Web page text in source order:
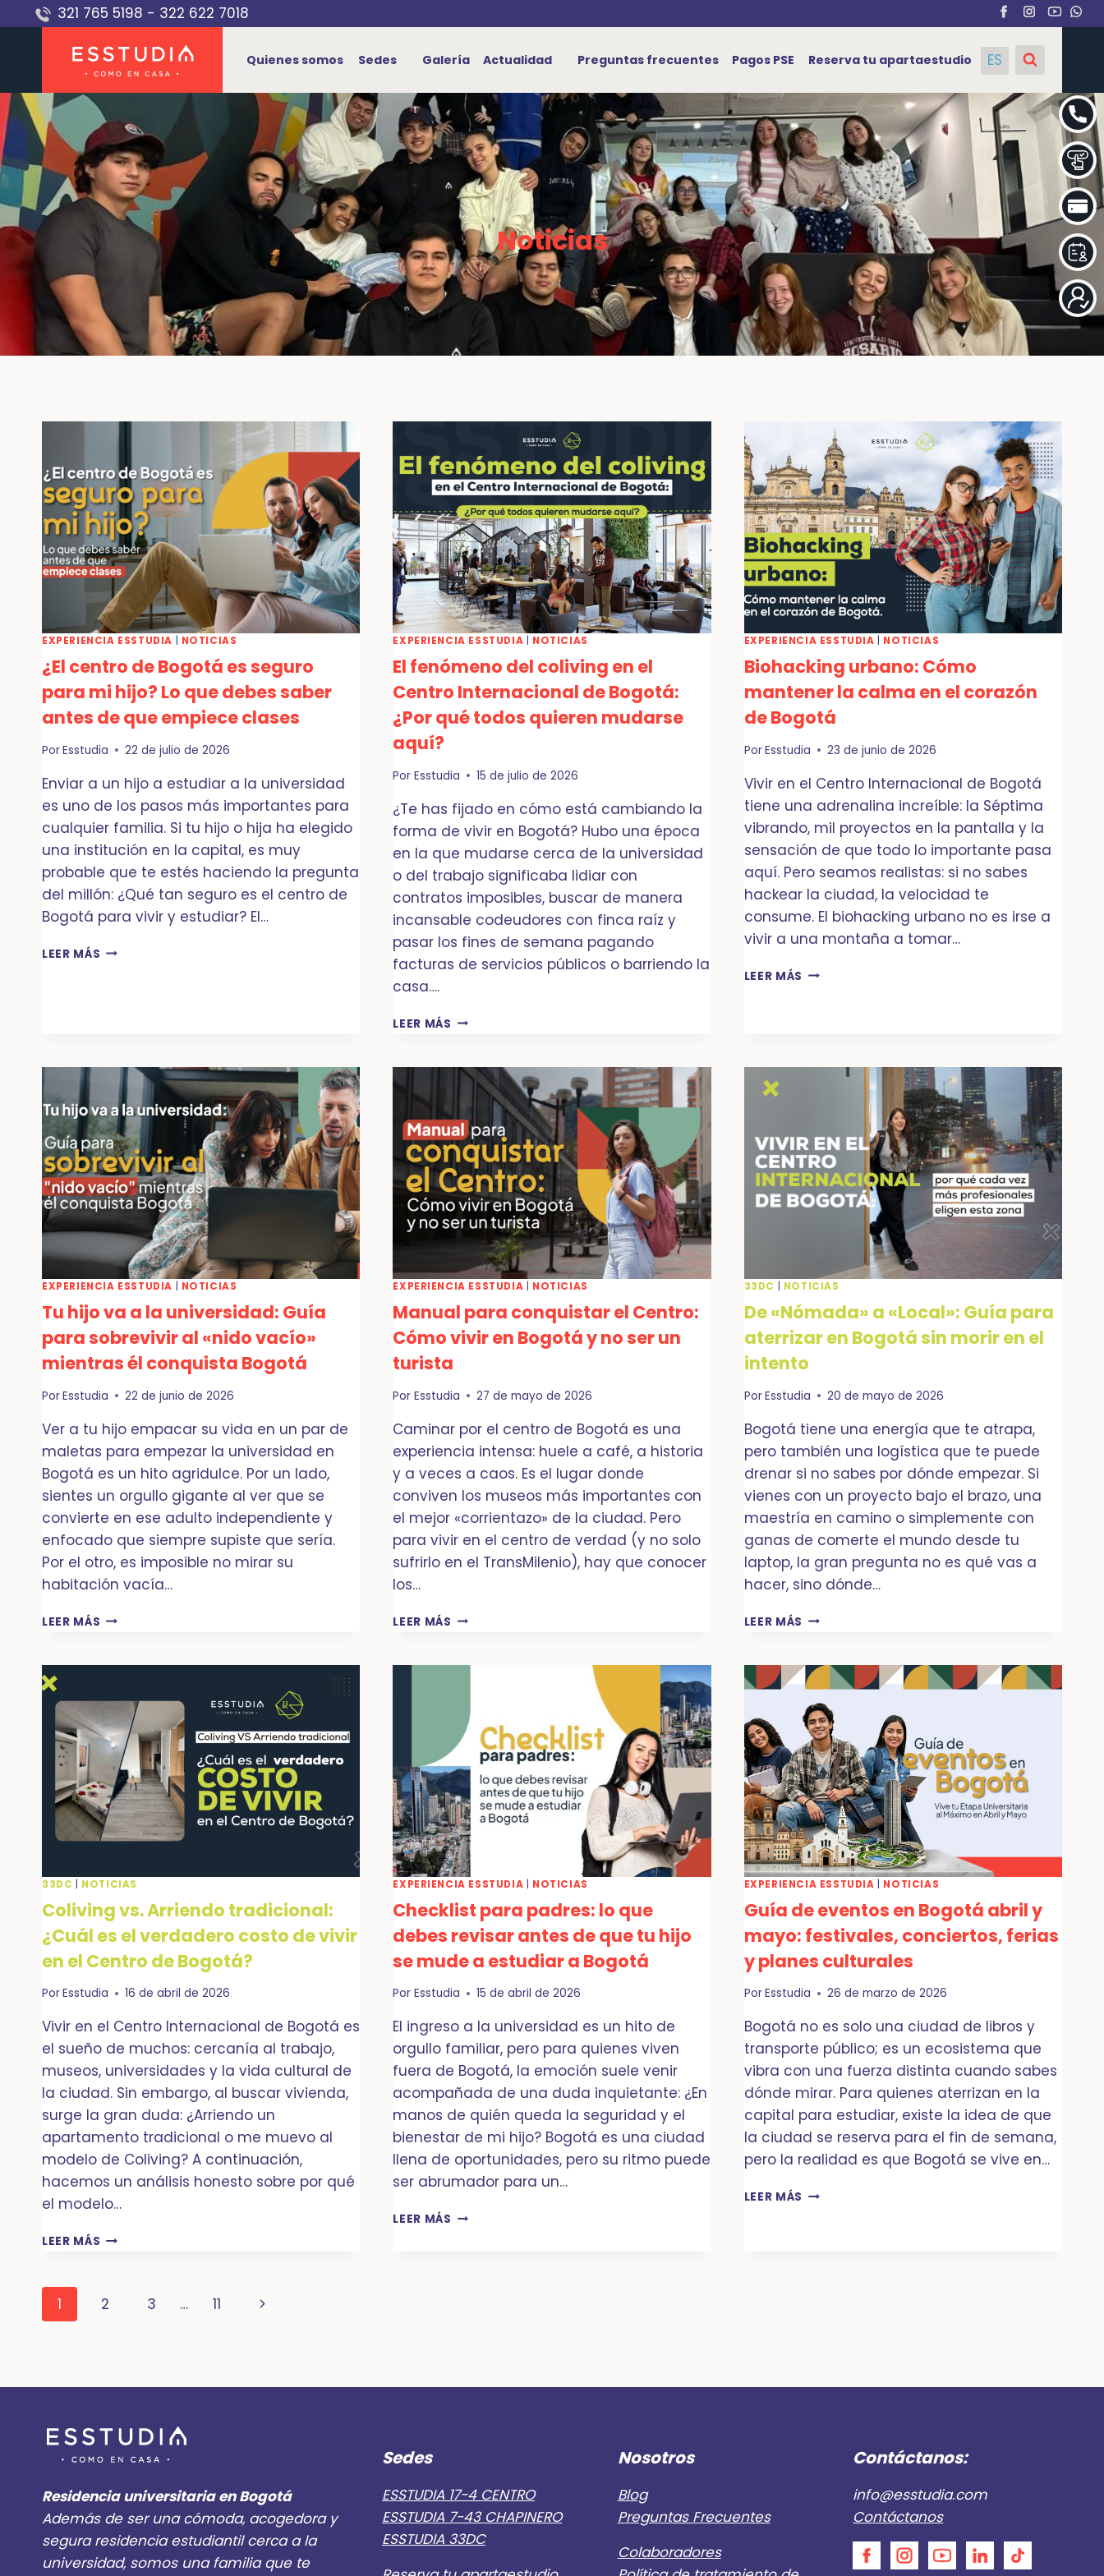
Saltar
al
321 765 5198 - 322 622 7018
Quienes somos Sedes Galería Actualidad Preguntas frecuentes Pagos PSE Reserva tu apartaestudio ES
Noticias
EXPERIENCIA ESSTUDIA NOTICIAS
¿El centro de Bogotá es seguro
para mi hijo? Lo que debes saber
antes de que empiece clases
PorEsstudia 22 de julio de 2026
Enviar a un hijo a estudiar a la universidad
es uno de los pasos más importantes para
cualquier familia. Si tu hijo o hija ha elegido
una institución en la capital, es muy
probable que te estés haciendo la pregunta
del millón: ¿Qué tan seguro es el centro de
Bogotá para vivir y estudiar? El…
LEER MÁS ¿EL
MI
HIJO?
LO
QUE
DEBES
SABER
ANTES
DE
QUE
EMPIECE
CLASES
EXPERIENCIA ESSTUDIA NOTICIAS
El fenómeno del coliving en el
Centro Internacional de Bogotá:
¿Por qué todos quieren mudarse
aquí?
Por Esstudia 15 de julio de 2026
¿Te has fijado en cómo está cambiando la
forma de vivir en Bogotá? Hubo una época
en la que mudarse cerca de la universidad
o del trabajo significaba lidiar con
contratos imposibles, buscar de manera
incansable codeudores con finca raíz y
pasar los fines de semana pagando
facturas de servicios públicos o barriendo la
casa….
LEER MÁS EL
COLIVING
CENTRO
INTERNACIONAL
DE
BOGOTÁ:
¿POR
QUÉ
TODOS
QUIEREN
MUDARSE
AQUÍ?
EXPERIENCIA ESSTUDIA NOTICIAS
Biohacking urbano: Cómo
mantener la calma en el corazón
de Bogotá
PorEsstudia 23 de junio de 2026
Vivir en el Centro Internacional de Bogotá
tiene una adrenalina increíble: la Séptima
vibrando, mil proyectos en la pantalla y la
sensación de que todo lo importante pasa
aquí. Pero seamos realistas: si no sabes
hackear la ciudad, la velocidad te
consume. El biohacking urbano no es irse a
vivir a una montaña a tomar…
LEER MÁS BIOHACKING
BOGOTÁ
EXPERIENCIA ESSTUDIA NOTICIAS
Tu hijo va a la universidad: Guía
para sobrevivir al «nido vacío»
mientras él conquista Bogotá
PorEsstudia 22 de junio de 2026
Ver a tu hijo empacar su vida en un par de
maletas para empezar la universidad en
Bogotá es un hito agridulce. Por un lado,
sientes un orgullo gigante al ver que se
convierte en ese adulto independiente y
enfocado que siempre supiste que sería.
Por el otro, es imposible no mirar su
habitación vacía…
LEER MÁS TU
A
UNIVERSIDAD:
GUÍA
PARA
SOBREVIVIR
AL
«NIDO
VACÍO»
MIENTRAS
ÉL
BOGOTÁ
EXPERIENCIA ESSTUDIA NOTICIAS
Manual para conquistar el Centro:
Cómo vivir en Bogotá y no ser un
turista
Por Esstudia 27 de mayo de 2026
Caminar por el centro de Bogotá es una
experiencia intensa: huele a café, a historia
y a veces a caos. Es el lugar donde
conviven los museos más importantes con
el mejor «corrientazo» de la ciudad. Pero
para vivir en el centro de verdad (y no solo
sufrirlo en el TransMilenio), hay que conocer
los…
LEER MÁS MANUAL
EL
VIVIR
EN
BOGOTÁ
Y
NO
SER
UN
TURISTA
33DC NOTICIAS
De «Nómada» a «Local»: Guía para
aterrizar en Bogotá sin morir en el
intento
PorEsstudia 20 de mayo de 2026
Bogotá tiene una energía que te atrapa,
pero también una logística que te puede
drenar si no sabes por dónde empezar. Si
vienes con un proyecto bajo el brazo, una
maestría en camino o simplemente con
ganas de comerte el mundo desde tu
laptop, la gran pregunta no es qué vas a
hacer, sino dónde…
LEER MÁS DE
«LOCAL»:
GUÍA
PARA
ATERRIZAR
EN
BOGOTÁ
SIN
MORIR
EN
EL
INTENTO
33DC NOTICIAS
Coliving vs. Arriendo tradicional:
¿Cuál es el verdadero costo de vivir
en el Centro de Bogotá?
PorEsstudia 16 de abril de 2026
Vivir en el Centro Internacional de Bogotá es
el sueño de muchos: cercanía al trabajo,
museos, universidades y la vida cultural de
la ciudad. Sin embargo, al buscar vivienda,
surge la gran duda: ¿Arriendo un
apartamento tradicional o me muevo al
modelo de Coliving? A continuación,
hacemos un análisis honesto sobre por qué
el modelo…
LEER MÁS COLIVING
¿CUÁL
EN
EL
CENTRO
BOGOTÁ?
EXPERIENCIA ESSTUDIA NOTICIAS
Checklist para padres: lo que
debes revisar antes de que tu hijo
se mude a estudiar a Bogotá
Por Esstudia 15 de abril de 2026
El ingreso a la universidad es un hito de
orgullo familiar, pero para quienes viven
fuera de Bogotá, la emoción suele venir
acompañada de una duda inquietante: ¿En
manos de quién queda la seguridad y el
bienestar de mi hijo? Bogotá es una ciudad
llena de oportunidades, pero su ritmo puede
ser abrumador para un…
LEER MÁS CHECKLIST
TU
A
BOGOTÁ
EXPERIENCIA ESSTUDIA NOTICIAS
Guía de eventos en Bogotá abril y
mayo: festivales, conciertos, ferias
y planes culturales
PorEsstudia 26 de marzo de 2026
Bogotá no es solo una ciudad de libros y
transporte público; es un ecosistema que
vibra con una fuerza distinta cuando sabes
dónde mirar. Para quienes aterrizan en la
capital para estudiar, existe la idea de que
la ciudad se reserva para el fin de semana,
pero la realidad es que Bogotá se vive en…
LEER MÁS GUÍA
Navegación
1 2 3 … 11
Siguiente
Residencia universitaria en Bogotá
Además de ser una cómoda, acogedora y
segura residencia estudiantil cerca a la
universidad, somos una familia que te
Sedes
ESSTUDIA 17-4 CENTRO
ESSTUDIA 7-43 CHAPINERO
ESSTUDIA 33DC
Nosotros
Blog
Preguntas Frecuentes
Colaboradores
Contáctanos:
info@esstudia.com
Contáctanos